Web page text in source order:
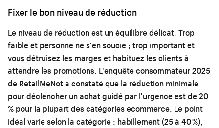
Fixer le bon niveau de réduction
Le niveau de réduction est un équilibre délicat. Trop
faible et personne ne s'en soucie ; trop important et
vous détruisez les marges et habituez les clients à
attendre les promotions. L'enquête consommateur 2025
de RetailMeNot a constaté que la réduction minimale
pour déclencher un achat guidé par l'urgence est de 20
% pour la plupart des catégories ecommerce. Le point
idéal varie selon la catégorie : habillement (25 à 40 %),